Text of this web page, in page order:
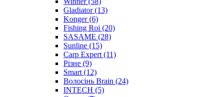
Gladiator (13)
Konger (6)
Fishing Roi (20)
SASAME (28)
Sunline (15)
Carp Expert (11)
Різне (9)
Smart (12)
Волосінь Brain (24)
INTECH (5)